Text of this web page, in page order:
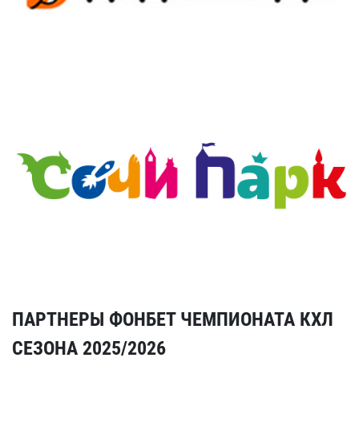
ПАРТНЕРЫ ФОНБЕТ ЧЕМПИОНАТА КХЛ
СЕЗОНА 2025/2026